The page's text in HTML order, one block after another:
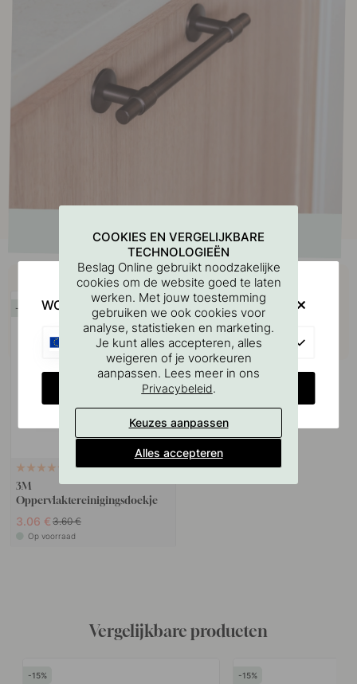
Koop samen met
114
3M
Oppervlaktereinigingsdoekje
3.06 € 3.60 €
Op voorraad
Vergelijkbare producten
15
15
COOKIES EN VERGELIJKBARE
TECHNOLOGIEËN
Beslag Online gebruikt noodzakelijke
cookies om de website goed te laten
werken. Met jouw toestemming
gebruiken we ook cookies voor
analyse, statistieken en marketing.
Je kunt alles accepteren, alles
weigeren of je voorkeuren
aanpassen. Lees meer in ons
Privacybeleid.
Keuzes aanpassen
Alles accepteren
WOULD YOU RATHER VISIT?
CHANGE COUNTRY